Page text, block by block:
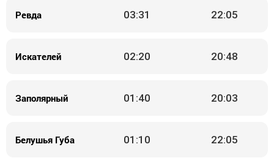
Ревда 03:31 22:05
Искателей 02:20 20:48
Заполярный 01:40 20:03
Белушья Губа 01:10 22:05